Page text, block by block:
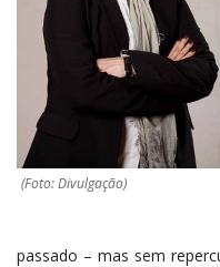
(Foto: Divulgação)
passado – mas sem